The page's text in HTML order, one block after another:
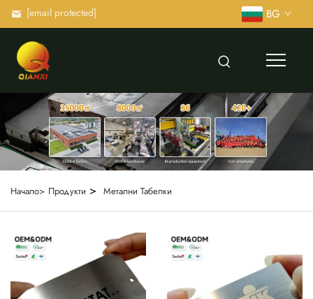
[email protected] BG
Начало> Продукти > Метални Табелки